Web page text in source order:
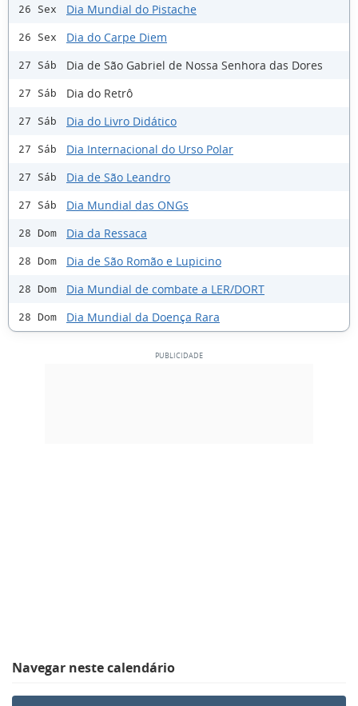
26 Sex Dia Mundial do Pistache
26 Sex Dia do Carpe Diem
27 Sáb Dia de São Gabriel de Nossa Senhora das Dores
27 Sáb Dia do Retrô
27 Sáb Dia do Livro Didático
27 Sáb Dia Internacional do Urso Polar
27 Sáb Dia de São Leandro
27 Sáb Dia Mundial das ONGs
28 Dom Dia da Ressaca
28 Dom Dia de São Romão e Lupicino
28 Dom Dia Mundial de combate a LER/DORT
28 Dom Dia Mundial da Doença Rara
Navegar neste calendário